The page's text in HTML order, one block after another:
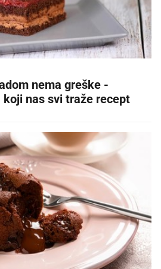
nema greške -
nas svi traže recept